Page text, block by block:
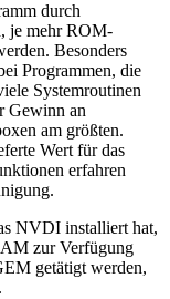
durch
je mehr ROM-
Besonders
Programmen, die
Systemroutinen
Gewinn an
am größten.
Wert für das
erfahren
NVDI installiert hat,
zur Verfügung
getätigt werden,